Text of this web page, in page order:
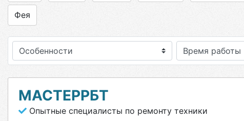
Фея
Особенности
МАСТЕРРБТ
Опытные специалисты по ремонту техники